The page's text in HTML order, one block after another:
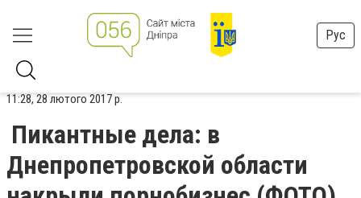
Рус
11:28, 28 лютого 2017 р.
Пикантные дела: в
Днепропетровской области